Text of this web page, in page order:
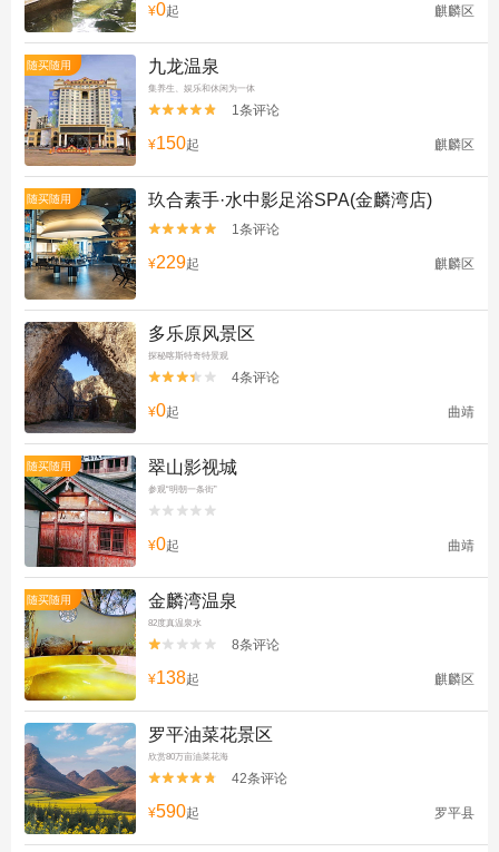
¥0起 麒麟区
随买随用 九龙温泉
集养生、娱乐和休闲为一体

 1条评论
¥150起 麒麟区
随买随用 玖合素手·水中影足浴SPA(金麟湾店)

 1条评论
¥229起 麒麟区
多乐原风景区
探秘喀斯特奇特景观

 4条评论
¥0起 曲靖
随买随用 翠山影视城
参观“明朝一条街”


¥0起 曲靖
随买随用 金麟湾温泉
82度真温泉水

 8条评论
¥138起 麒麟区
罗平油菜花景区
欣赏80万亩油菜花海

 42条评论
¥590起 罗平县